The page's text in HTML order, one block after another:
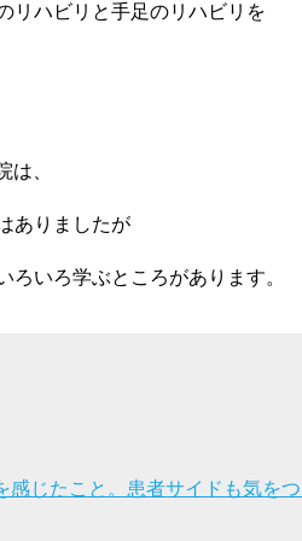
リハビリと手足のリハビリを
は、
ありましたが
ろいろ学ぶところがあります。
感じたこと。患者サイドも気を